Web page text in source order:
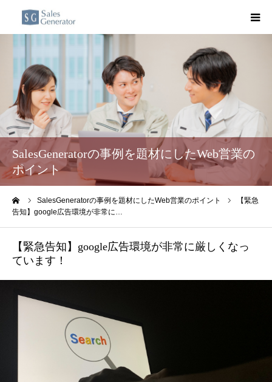
SalesGeneratorの事例を題材にしたWeb営業の
ポイント
SalesGeneratorの事例を題材にしたWeb営業のポイント
【緊急
告知】google広告環境が非常に…
【緊急告知】google広告環境が非常に厳しくなっ
ています！
Sales Generator Light
取組事例
ノウハウをシェア